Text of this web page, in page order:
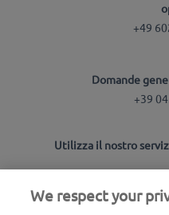
+49
Domande
+39
Utilizza il nostro
UTA
We respect your